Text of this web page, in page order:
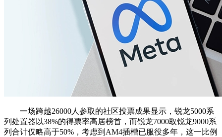
一场跨越26000人参取的社区投票成果显示，锐龙5000系
列处置器以38%的得票率高居榜首，而锐龙7000取锐龙9000系
列合计仅略高于50%，考虑到AM4插槽已服役多年，这一比例